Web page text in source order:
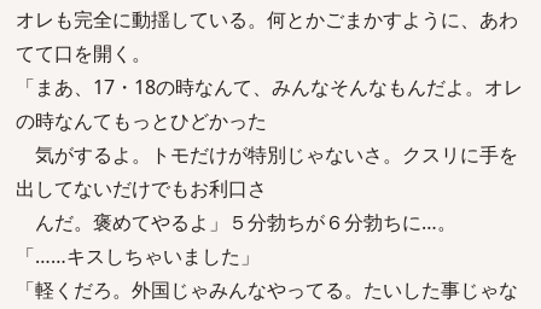
オレも完全に動揺している。何とかごまかすように、あわ
てて口を開く。
「まあ、17・18の時なんて、みんなそんなもんだよ。オレ
の時なんてもっとひどかった
気がするよ。トモだけが特別じゃないさ。クスリに手を
出してないだけでもお利口さ
んだ。褒めてやるよ」５分勃ちが６分勃ちに…。
「……キスしちゃいました」
「軽くだろ。外国じゃみんなやってる。たいした事じゃな